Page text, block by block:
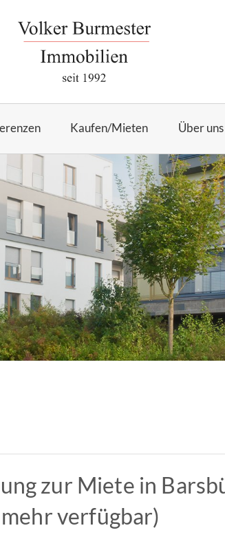
Kaufen/Mieten Über uns
zur Miete in
verfügbar)